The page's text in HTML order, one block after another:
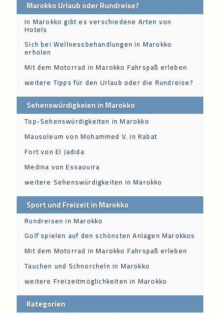
Marokko Urlaub oder Rundreise?
In Marokko gibt es verschiedene Arten von
Hotels
Sich bei Wellnessbehandlungen in Marokko
erholen
Mit dem Motorrad in Marokko Fahrspaß erleben
weitere Tipps für den Urlaub oder die Rundreise?
Sehenswürdigkeien in Marokko
Top-Sehenswürdigkeiten in Marokko
Mausoleum von Mohammed V. in Rabat
Fort von El Jadida
Medina von Essaouira
weitere Sehenswürdigkeiten in Marokko
Sport und Freizeit in Marokko
Rundreisen in Marokko
Golf spielen auf den schönsten Anlagen Marokkos
Mit dem Motorrad in Marokko Fahrspaß erleben
Tauchen und Schnorcheln in Marokko
weitere Freizeitmöglichkeiten in Marokko
Kategorien